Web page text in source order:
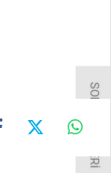
SONRAKİ GALERİ